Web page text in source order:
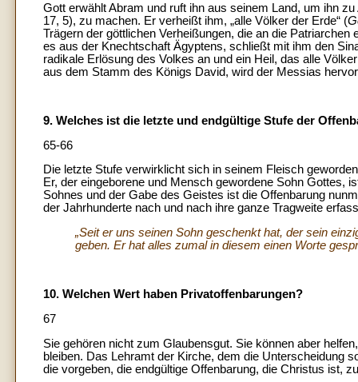
Gott erwählt Abram und ruft ihn aus seinem Land, um ihn
17, 5), zu machen. Er verheißt ihm, „alle Völker der Erde“ (
Trägern der göttlichen Verheißungen, die an die
es aus der Knechtschaft Ägyptens, schließt mit ihm den
radikale Erlösung des Volkes an und ein Heil, das alle
aus dem Stamm des Königs David, wird der Messias
9. Welches ist die letzte und endgültige Stufe der
65-66
Die letzte Stufe verwirklicht sich in seinem Fleisch
Er, der eingeborene und Mensch gewordene Sohn Gottes,
Sohnes und der Gabe des Geistes ist die Offenbarung
der Jahrhunderte nach und nach ihre ganze Tragweite
„Seit er uns seinen Sohn geschenkt hat, der sein
geben. Er hat alles zumal in diesem einen Worte
10. Welchen Wert haben Privatoffenbarungen?
67
Sie gehören nicht zum Glaubensgut. Sie können aber
bleiben. Das Lehramt der Kirche, dem die Unterscheidung
die vorgeben, die endgültige Offenbarung, die Christus ist,